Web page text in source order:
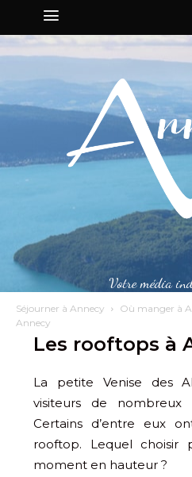
Votre média
Séjourner à Annecy Où manger à
Annecy
Les rooftops à
La petite Venise des
visiteurs de nombreux
Certains d’entre eux
rooftop. Lequel choisir
moment en hauteur ?